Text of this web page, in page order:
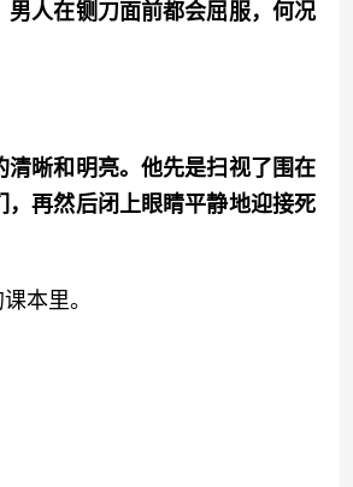
男人在铡刀面前都会屈服，何况
晰和明亮。他先是扫视了围在
再然后闭上眼睛平静地迎接死
本里。